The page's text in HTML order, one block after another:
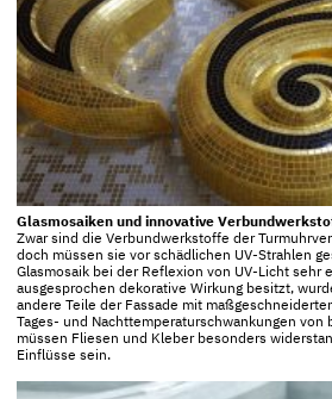
Glasmosaiken und innovative
Zwar sind die Verbundwerkstoffe der
doch müssen sie vor schädlichen UV-Strahlen
Glasmosaik bei der Reflexion von UV-Licht sehr
ausgesprochen dekorative Wirkung besitzt,
andere Teile der Fassade mit
Tages- und Nachttemperaturschwankungen von
müssen Fliesen und Kleber besonders
Einflüsse sein.